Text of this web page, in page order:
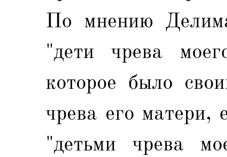
По мнению
"дети чрева
которое было
чрева его матери,
"детьми чрева